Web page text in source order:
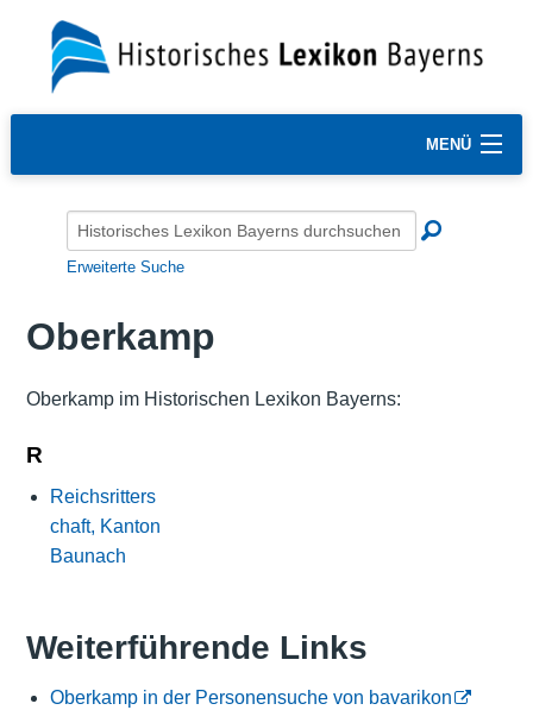
MENÜ
Erweiterte Suche
Oberkamp
Oberkamp im Historischen Lexikon Bayerns:
R
Reichsritters
chaft, Kanton
Baunach
Weiterführende Links
Oberkamp in der Personensuche von bavarikon